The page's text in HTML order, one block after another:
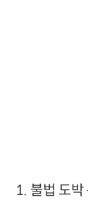
1. 불법 도